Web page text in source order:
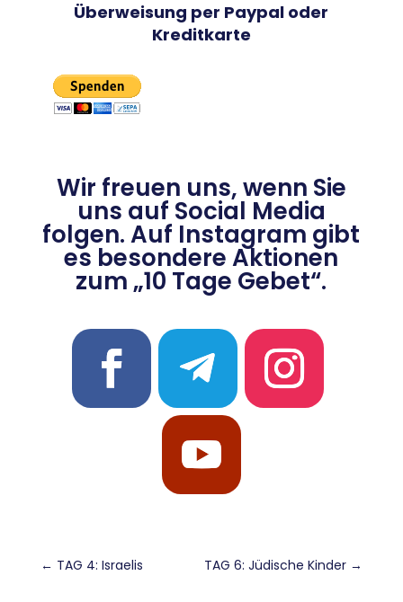
Überweisung per Paypal oder
Kreditkarte
Wir freuen uns, wenn Sie
uns auf Social Media
folgen. Auf Instagram gibt
es besondere Aktionen
zum „10 Tage Gebet“.
← TAG 4: Israelis TAG 6: Jüdische Kinder →